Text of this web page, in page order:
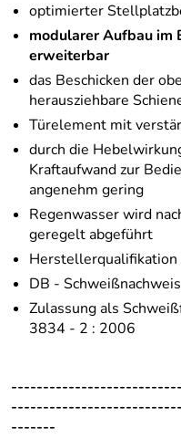
optimierter
modularer Aufbau im
erweiterbar
das Beschicken der
herausziehbare
Türelement mit
durch die
Kraftaufwand zur
angenehm gering
Regenwasser wird
geregelt abgeführt
Herstellerqualifikation
DB -
Zulassung als
3834 - 2 : 2006
-------